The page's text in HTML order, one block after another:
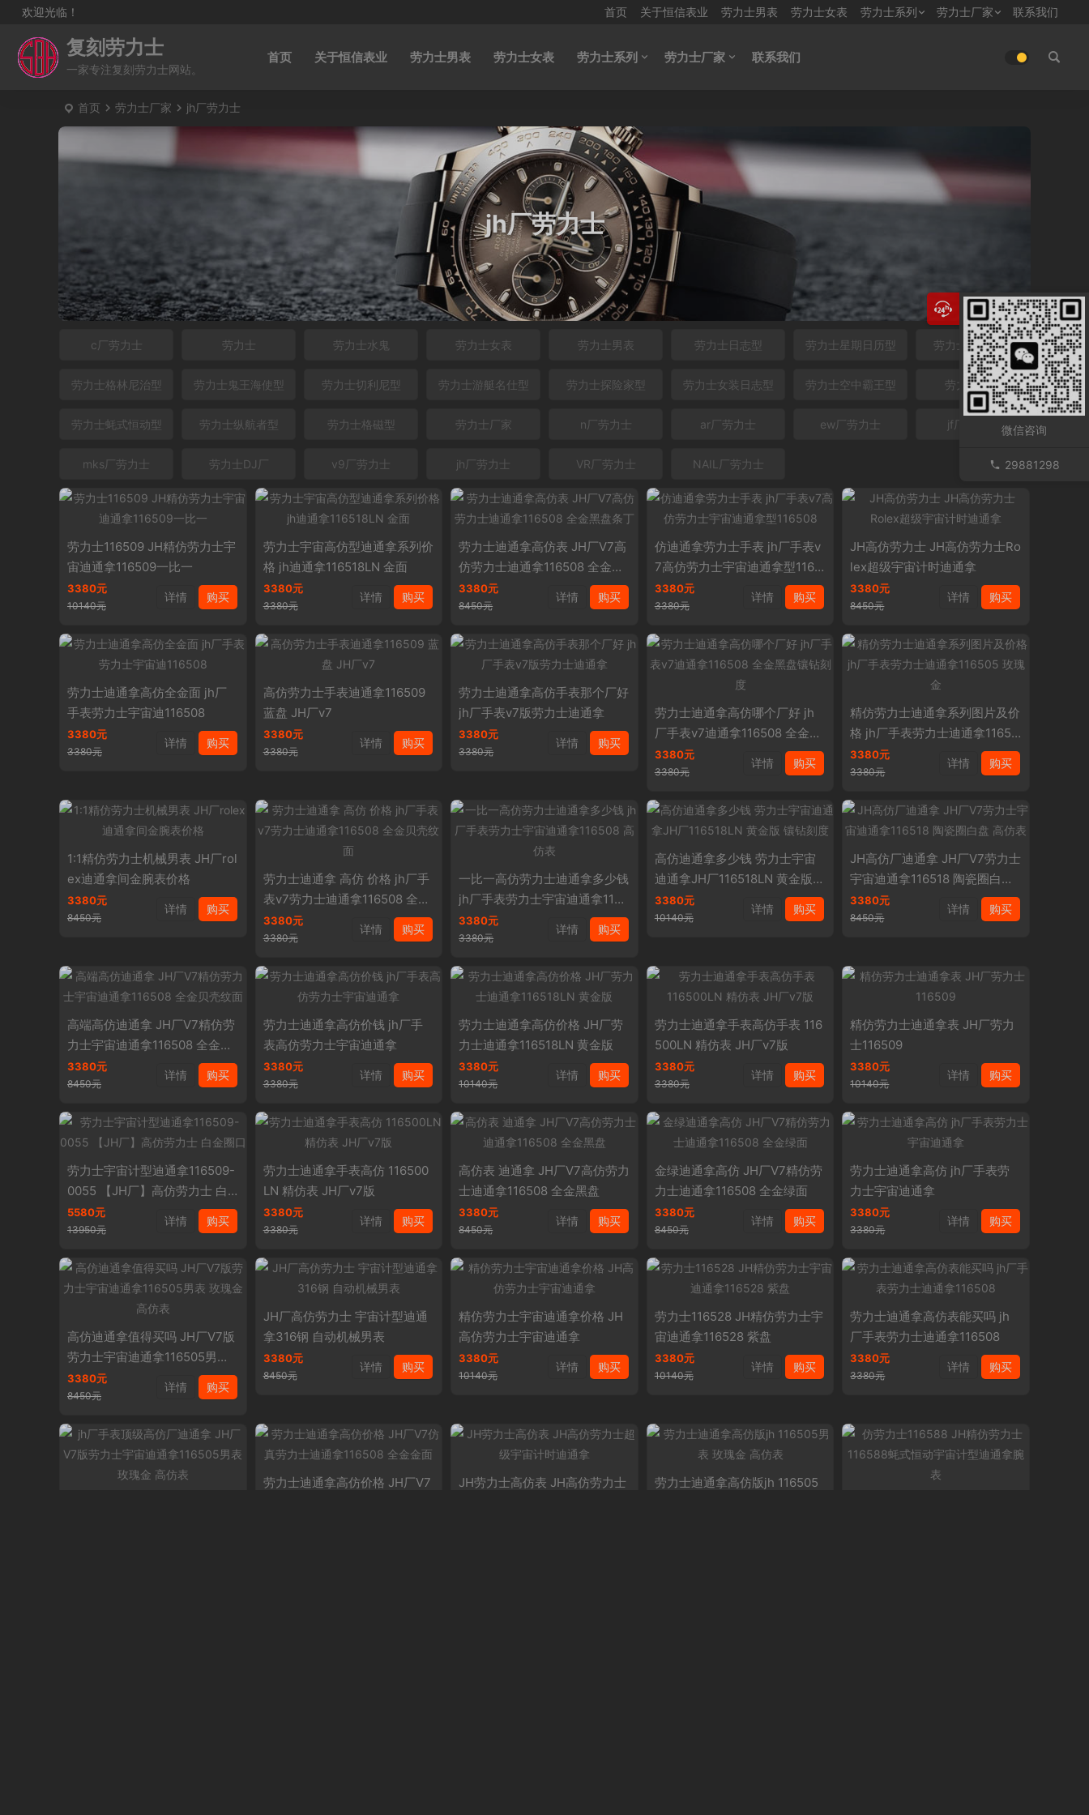
欢迎光临！ 首页 关于恒信表业 劳力士男表 劳力士女表 劳力士系列 劳力士厂家 联系我们
复刻劳力士
一家专注复刻劳力士网站。
首页 关于恒信表业 劳力士男表 劳力士女表 劳力士系列 劳力士厂家 联系我们
首页 劳力士厂家 jh厂劳力士
jh厂劳力士
c厂劳力士 劳力士 劳力士水鬼 劳力士女表 劳力士男表 劳力士日志型 劳力士星期日历型 劳力士迪通拿型
劳力士格林尼治型 劳力士鬼王海使型 劳力士切利尼型 劳力士游艇名仕型 劳力士探险家型 劳力士女装日志型 劳力士空中霸王型 劳力士金表
劳力士蚝式恒动型 劳力士纵航者型 劳力士格磁型 劳力士厂家 n厂劳力士 ar厂劳力士 ew厂劳力士 jf厂劳力士
mks厂劳力士 劳力士DJ厂 v9厂劳力士 jh厂劳力士 VR厂劳力士 NAIL厂劳力士
劳力士116509 JH精仿劳力士宇
宙迪通拿116509一比一
3380元
10140元
购买
详情
劳力士宇宙高仿型迪通拿系列价
格 jh迪通拿116518LN 金面
3380元
3380元
购买
详情
劳力士迪通拿高仿表 JH厂V7高
仿劳力士迪通拿116508 全金黑
盘条丁
3380元
8450元
购买
详情
仿迪通拿劳力士手表 jh厂手表v
7高仿劳力士宇宙迪通拿型1165
08
3380元
3380元
购买
详情
JH高仿劳力士 JH高仿劳力士Ro
lex超级宇宙计时迪通拿
3380元
8450元
购买
详情
劳力士迪通拿高仿全金面 jh厂
手表劳力士宇宙迪116508
3380元
3380元
购买
详情
高仿劳力士手表迪通拿116509
蓝盘 JH厂v7
3380元
3380元
购买
详情
劳力士迪通拿高仿手表那个厂好
jh厂手表v7版劳力士迪通拿
3380元
3380元
购买
详情
劳力士迪通拿高仿哪个厂好 jh
厂手表v7迪通拿116508 全金黑
盘镶钻刻度
3380元
3380元
购买
详情
精仿劳力士迪通拿系列图片及价
格 jh厂手表劳力士迪通拿11650
5 玫瑰金
3380元
3380元
购买
详情
1:1精仿劳力士机械男表 JH厂rol
ex迪通拿间金腕表价格
3380元
8450元
购买
详情
劳力士迪通拿 高仿 价格 jh厂手
表v7劳力士迪通拿116508 全金
贝壳纹面
3380元
3380元
购买
详情
一比一高仿劳力士迪通拿多少钱
jh厂手表劳力士宇宙迪通拿1165
08 高仿表
3380元
3380元
购买
详情
高仿迪通拿多少钱 劳力士宇宙
迪通拿JH厂116518LN 黄金版
镶钻刻度
3380元
10140元
购买
详情
JH高仿厂迪通拿 JH厂V7劳力士
宇宙迪通拿116518 陶瓷圈白盘
高仿表
3380元
8450元
购买
详情
高端高仿迪通拿 JH厂V7精仿劳
力士宇宙迪通拿116508 全金贝
壳纹面
3380元
8450元
购买
详情
劳力士迪通拿高仿价钱 jh厂手
表高仿劳力士宇宙迪通拿
3380元
3380元
购买
详情
劳力士迪通拿高仿价格 JH厂劳
力士迪通拿116518LN 黄金版
3380元
10140元
购买
详情
劳力士迪通拿手表高仿手表 116
500LN 精仿表 JH厂v7版
3380元
3380元
购买
详情
精仿劳力士迪通拿表 JH厂劳力
士116509
3380元
10140元
购买
详情
劳力士宇宙计型迪通拿116509-
0055 【JH厂】高仿劳力士 白
金圈口
5580元
13950元
购买
详情
劳力士迪通拿手表高仿 116500
LN 精仿表 JH厂v7版
3380元
3380元
购买
详情
高仿表 迪通拿 JH厂V7高仿劳力
士迪通拿116508 全金黑盘
3380元
8450元
购买
详情
金绿迪通拿高仿 JH厂V7精仿劳
力士迪通拿116508 全金绿面
3380元
8450元
购买
详情
劳力士迪通拿高仿 jh厂手表劳
力士宇宙迪通拿
3380元
3380元
购买
详情
高仿迪通拿值得买吗 JH厂V7版
劳力士宇宙迪通拿116505男表
玫瑰金 高仿表
3380元
8450元
购买
详情
JH厂高仿劳力士 宇宙计型迪通
拿316钢 自动机械男表
3380元
8450元
购买
详情
精仿劳力士宇宙迪通拿价格 JH
高仿劳力士宇宙迪通拿
3380元
10140元
购买
详情
劳力士116528 JH精仿劳力士宇
宙迪通拿116528 紫盘
3380元
10140元
购买
详情
劳力士迪通拿高仿表能买吗 jh
厂手表劳力士迪通拿116508
3380元
3380元
购买
详情
劳力士迪通拿高仿价格 JH厂V7
JH劳力士高仿表 JH高仿劳力士
劳力士迪通拿高仿版jh 116505
微信咨询
29881298